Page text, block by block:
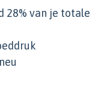
28% van je totale